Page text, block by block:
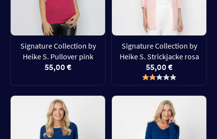
Signature Collection by
Heike S. Pullover pink
55,00 €
Signature Collection by
Heike S. Strickjacke rosa
55,00 €